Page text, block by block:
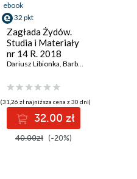
ebook
32 pkt
Zagłada Żydów.
Studia i Materiały
nr 14 R. 2018
Dariusz Libionka, Barbara Engelking
(31,26 zł najniższa cena z 30 dni)
32.00 zł
40.00zł (-20%)